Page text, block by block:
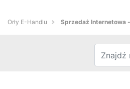
Orły E-Handlu Sprzedaż Internetowa